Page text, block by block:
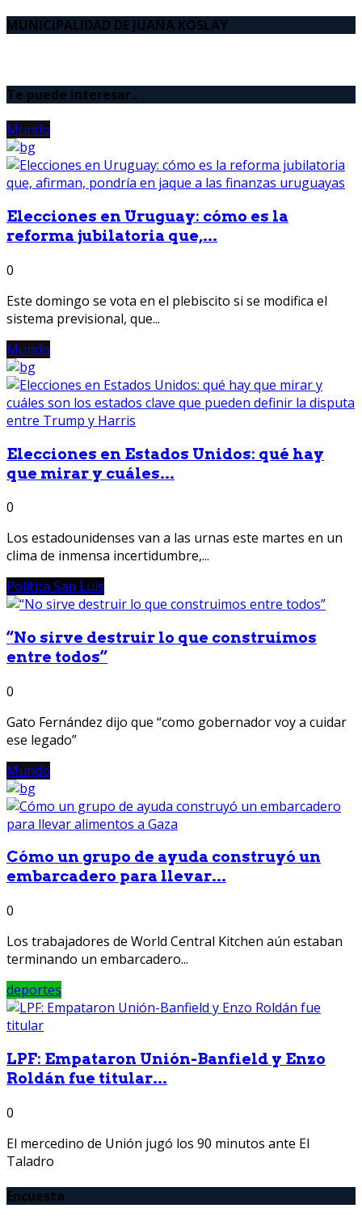
MUNICIPALIDAD DE JUANA KOSLAY
Te puede interesar..
Mundo
Elecciones en Uruguay: cómo es la
reforma jubilatoria que,...
0
Este domingo se vota en el plebiscito si se modifica el
sistema previsional, que...
Mundo
Elecciones en Estados Unidos: qué hay
que mirar y cuáles...
0
Los estadounidenses van a las urnas este martes en un
clima de inmensa incertidumbre,...
Política San Luis
“No sirve destruir lo que construimos
entre todos”
0
Gato Fernández dijo que “como gobernador voy a cuidar
ese legado”
Mundo
Cómo un grupo de ayuda construyó un
embarcadero para llevar...
0
Los trabajadores de World Central Kitchen aún estaban
terminando un embarcadero...
deportes
LPF: Empataron Unión-Banfield y Enzo
Roldán fue titular...
0
El mercedino de Unión jugó los 90 minutos ante El
Taladro
Encuesta